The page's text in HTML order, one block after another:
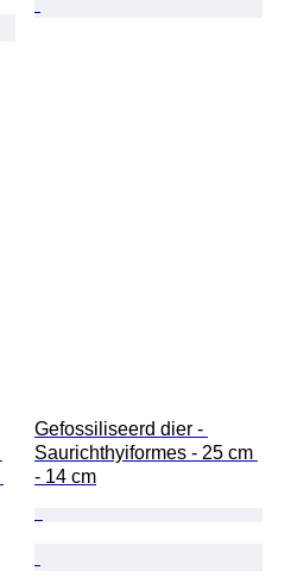
Gefossiliseerd dier -
Saurichthyiformes - 25 cm
- 14 cm